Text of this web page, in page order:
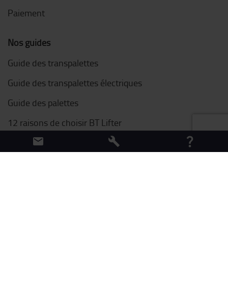
Paiement
Nos guides
Guide des transpalettes
Guide des transpalettes électriques
Guide des palettes
12 raisons de choisir BT Lifter
Nos contenus téléchargeables